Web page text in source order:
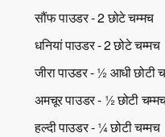
सौंफ पाउडर - 2 छोटे चम्मच
धनियां पाउडर - 2 छोटे चम्मच
जीरा पाउडर - ½ आधी छोटी
अमचूर पाउडर - ½ छोटी
हल्दी पाउडर - ¼ छोटी चम्मच